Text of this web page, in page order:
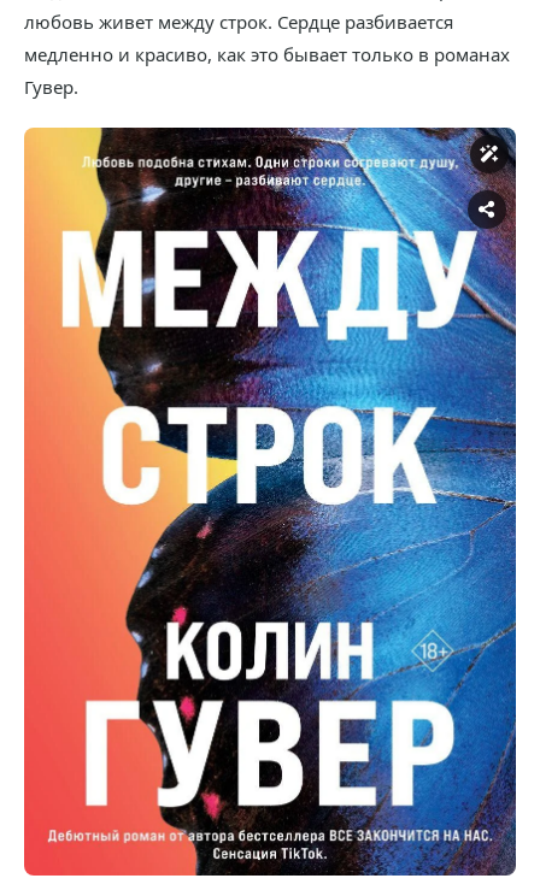
любовь живет между строк. Сердце разбивается
медленно и красиво, как это бывает только в романах
Гувер.